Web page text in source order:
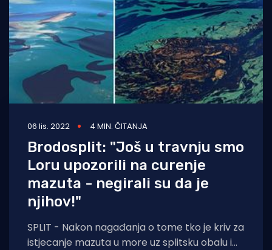
06 lis. 2022 4 MIN. ČITANJA
Brodosplit: "Još u travnju smo
Loru upozorili na curenje
mazuta - negirali su da je
njihov!"
SPLIT - Nakon nagađanja o tome tko je kriv za
istjecanje mazuta u more uz splitsku obalu i